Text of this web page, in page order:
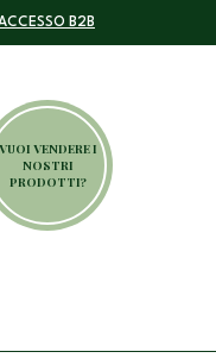
B2B
VUOI VENDERE I
NOSTRI
PRODOTTI?